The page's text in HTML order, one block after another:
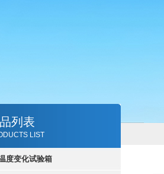
列表
LIST
度变化试验箱